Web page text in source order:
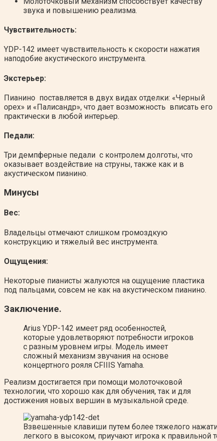
звука и повышению реализма.
Чувствительность:
YDP-142 имеет чувствительность к скорости нажатия
наподобие акустического инструмента.
Экстерьер:
Пианино поставляется в двух видах отделки: «Черный
орех» и «Палисандр», что дает возможность вписать его
практически в любой интерьер.
Педали:
Три демпферные педали с контролем долготы, что
оказывает воздействие на струны, также как и в
акустическом пианино.
Минусы
Вес:
Владельцы отмечают слишком громоздкую
конструкцию и тяжелый вес инструмента.
Ощущения:
Некоторые пианисты жалуются на ощущение пластика
под пальцами, совсем не как на акустическом пианино.
Заключение.
Arius YDP-142 имеет ряд особенностей,
которые удовлетворяют потребности игроков
с разным уровнем игры. Модель имеет
сложный механизм звучания на основе
концертного рояля CFIIIS Yamaha.
Реализм достигается при помощи молоточковой
технологии, что хорошо как для обучения, так и для
достижения новых вершин в музыкальной среде.
Взвешенные клавиши путем более тяжелого
легкого в высоком, приучают игрока к правильной